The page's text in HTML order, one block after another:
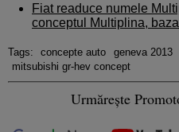
Fiat readuce numele
conceptul Multiplina,
Tags: concepte auto geneva 2013
mitsubishi gr-hev concept
Urmărește